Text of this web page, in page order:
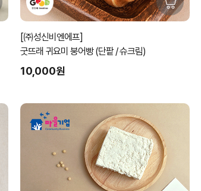
[㈜성신비엔에프]
굿뜨래 귀요미 붕어빵 (단팥 / 슈크림)
10,000원